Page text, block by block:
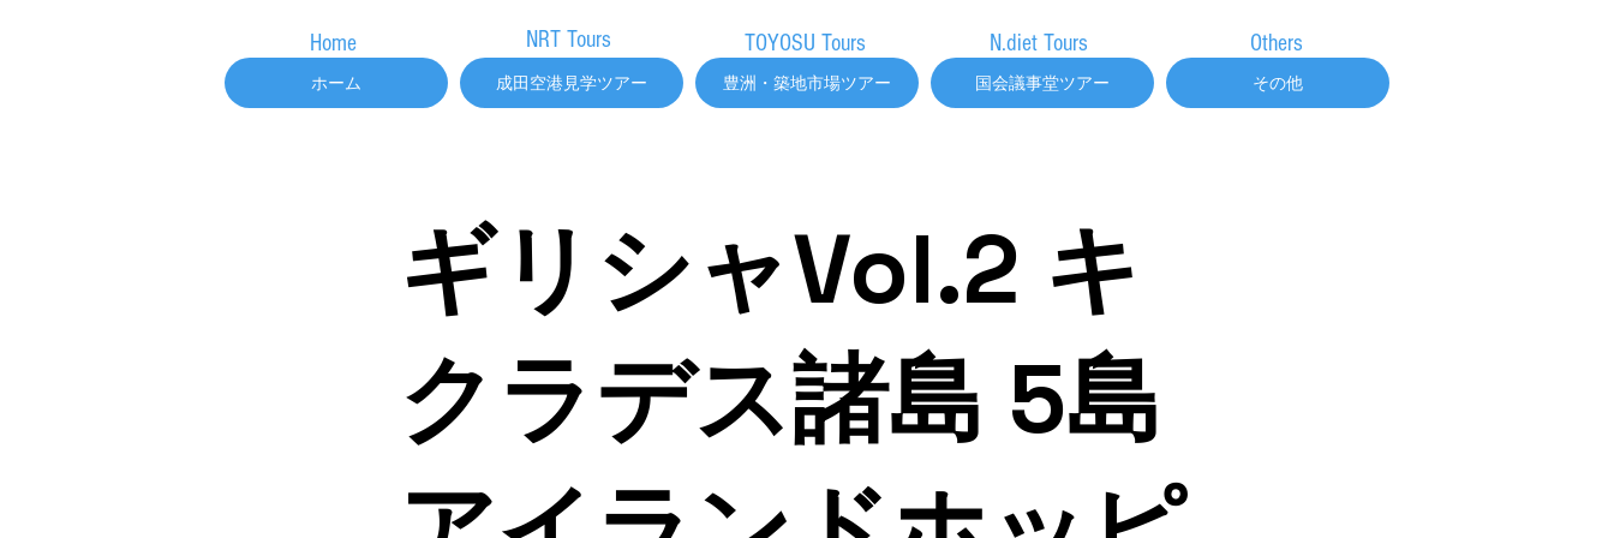
ホーム 成田空港見学ツアー 豊洲・築地市場ツアー 国会議事堂ツアー その他
Home TOYOSU Tours N.diet Tours Others
NRT Tours
ギリシャVol.2 キ
クラデス諸島 5島